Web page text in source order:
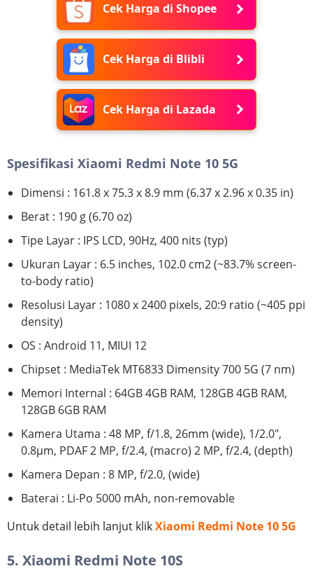
Cek Harga di Shopee
Cek Harga di Blibli
Cek Harga di Lazada
Spesifikasi Xiaomi Redmi Note 10 5G
Dimensi : 161.8 x 75.3 x 8.9 mm (6.37 x 2.96 x 0.35 in)
Berat : 190 g (6.70 oz)
Tipe Layar : IPS LCD, 90Hz, 400 nits (typ)
Ukuran Layar : 6.5 inches, 102.0 cm2 (~83.7% screen-
to-body ratio)
Resolusi Layar : 1080 x 2400 pixels, 20:9 ratio (~405 ppi
density)
OS : Android 11, MIUI 12
Chipset : MediaTek MT6833 Dimensity 700 5G (7 nm)
Memori Internal : 64GB 4GB RAM, 128GB 4GB RAM,
128GB 6GB RAM
Kamera Utama : 48 MP, f/1.8, 26mm (wide), 1/2.0",
0.8µm, PDAF 2 MP, f/2.4, (macro) 2 MP, f/2.4, (depth)
Kamera Depan : 8 MP, f/2.0, (wide)
Baterai : Li-Po 5000 mAh, non-removable
Untuk detail lebih lanjut klikXiaomi Redmi Note 10 5G
5. Xiaomi Redmi Note 10S